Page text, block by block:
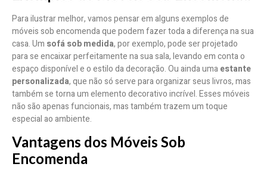
Para ilustrar melhor, vamos pensar em alguns exemplos de
móveis sob encomenda que podem fazer toda a diferença na sua
casa. Um sofá sob medida, por exemplo, pode ser projetado
para se encaixar perfeitamente na sua sala, levando em conta o
espaço disponível e o estilo da decoração. Ou ainda umaestante
personalizada, que não só serve para organizar seus livros, mas
também se torna um elemento decorativo incrível. Esses móveis
não são apenas funcionais, mas também trazem um toque
especial ao ambiente.
Vantagens dos Móveis Sob
Encomenda